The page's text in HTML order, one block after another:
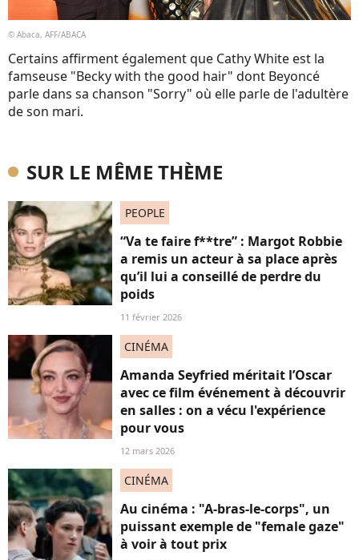
© Abaca, AFF/ABACA
Certains affirment également que Cathy White est la
famseuse "Becky with the good hair" dont Beyoncé
parle dans sa chanson "Sorry" où elle parle de l'adultère
de son mari.
SUR LE MÊME THÈME
PEOPLE
“Va te faire f**tre” : Margot Robbie
a remis un acteur à sa place après
qu’il lui a conseillé de perdre du
poids
11 février 2026
CINÉMA
Amanda Seyfried méritait l’Oscar
avec ce film événement à découvrir
en salles : on a vécu l'expérience
pour vous
12 mars 2026
CINÉMA
Au cinéma : "A-bras-le-corps", un
puissant exemple de "female gaze"
à voir à tout prix